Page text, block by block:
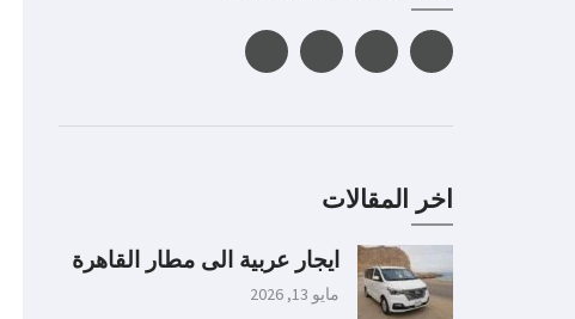
اخر المقالات
ايجار عربية الى مطار القاهرة
مايو 13, 2026